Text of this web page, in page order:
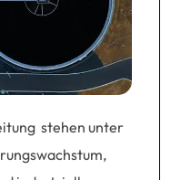
stehen unter